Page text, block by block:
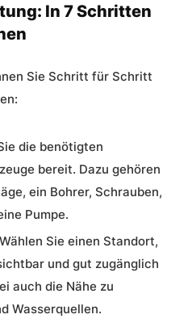
In 7 Schritten
Sie Schritt für Schritt
die benötigten
bereit. Dazu gehören
ein Bohrer, Schrauben,
Pumpe.
Sie einen Standort,
und gut zugänglich
auch die Nähe zu
Wasserquellen.